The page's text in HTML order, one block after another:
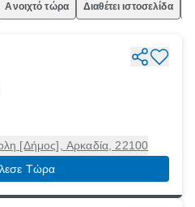
Ανοιχτό τώρα Διαθέτει ιστοσελίδα
[Δήμος], Αρκαδία, 22100
Τώρα